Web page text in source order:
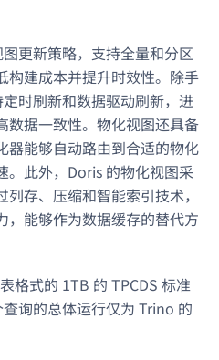
更新策略，支持全量和分区
构建成本并提升时效性。除手
时刷新和数据驱动刷新，进
数据一致性。物化视图还具备
器能够自动路由到合适的物化
。此外，Doris 的物化视图采
存、压缩和智能索引技术，
，能够作为数据缓存的替代方
格式的 1TB 的 TPCDS 标准
询的总体运行仅为 Trino 的